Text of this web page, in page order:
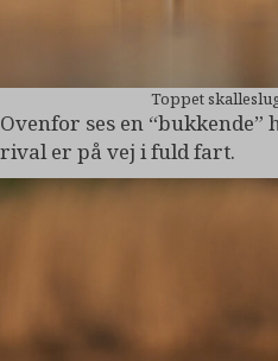
Toppet
Ovenfor ses en “bukkende”
rival er på vej i fuld fart.